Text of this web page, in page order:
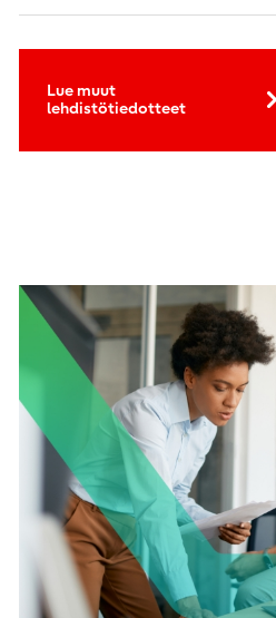
Lue muut
lehdistötiedotteet